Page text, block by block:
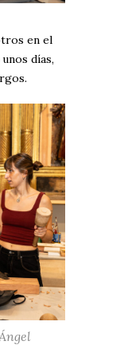
en el
días,